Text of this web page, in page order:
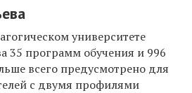
университете
35 программ обучения и 996
всего предусмотрено для
с двумя профилями